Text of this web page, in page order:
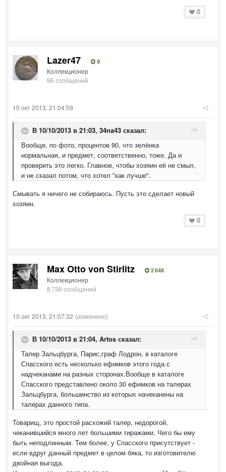
0
Lazer47 9
Коллекционер
96 сообщений
10 окт 2013, 21:04:59
В 10/10/2013 в 21:03, 34na43 сказал:
Вообще, по фото, процентов 90, что зелёнка
нормальная, и предмет, соответственно, тоже. Да и
проверить это легко. Главное, чтобы хозяин её не смыл,
и не сказал потом, что хотел "как лучше".
Смывать я ничего не собираюсь. Пусть это сделает новый
хозяин.
0
Max Otto von Stirlitz 2 648
Коллекционер
8 736 сообщений
10 окт 2013, 21:07:32 (изменено)
В 10/10/2013 в 21:04, Artos сказал:
Талер Зальцбурга, Парис,граф Лодрон, в каталоге
Спасского есть несколько ефимков этого года с
надчеканами на разных сторонах.Вообще в каталоге
Спасского представлено около 30 ефимков на талерах
Зальцбурга, большинство из которых начеканены на
талерах данного типа.
Товарищ, это простой расхожий талер, недорогой,
чеканившийся много лет большими тиражами. Чего бы ему
быть неподлинным. Тем более, у Спасского присутствует -
если вдруг данный предмет в целом бяка, то изготовителю
двойная выгода.